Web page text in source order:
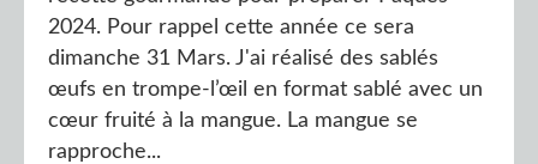
2024. Pour rappel cette année ce sera
dimanche 31 Mars. J'ai réalisé des sablés
œufs en trompe-l’œil en format sablé avec un
cœur fruité à la mangue. La mangue se
rapproche...